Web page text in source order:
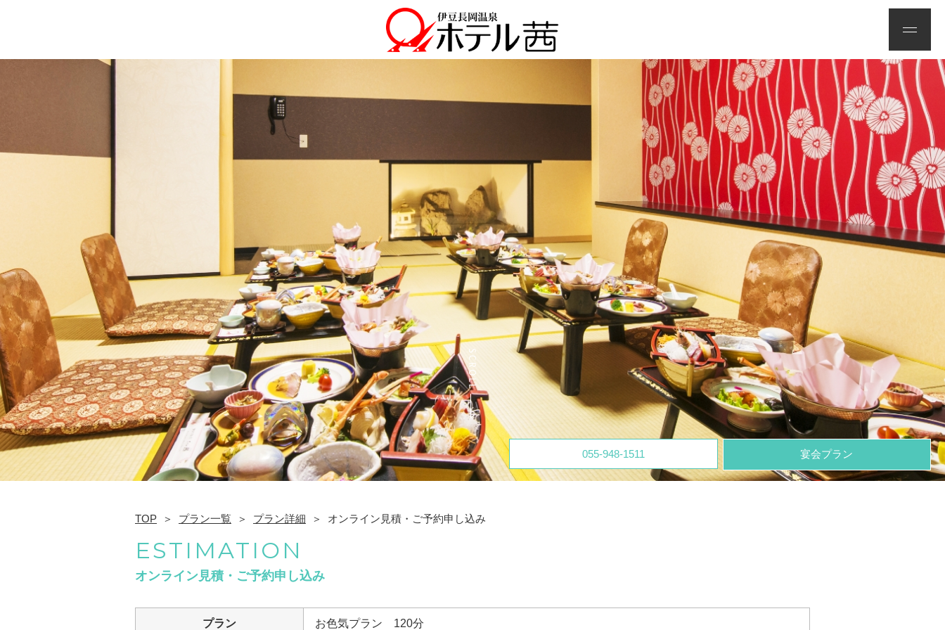
055-948-1511 宴会プラン
TOP プラン一覧 プラン詳細 オンライン見積・ご予約申し込み
ESTIMATION
オンライン見積・ご予約申し込み
プラン お色気プラン 120分